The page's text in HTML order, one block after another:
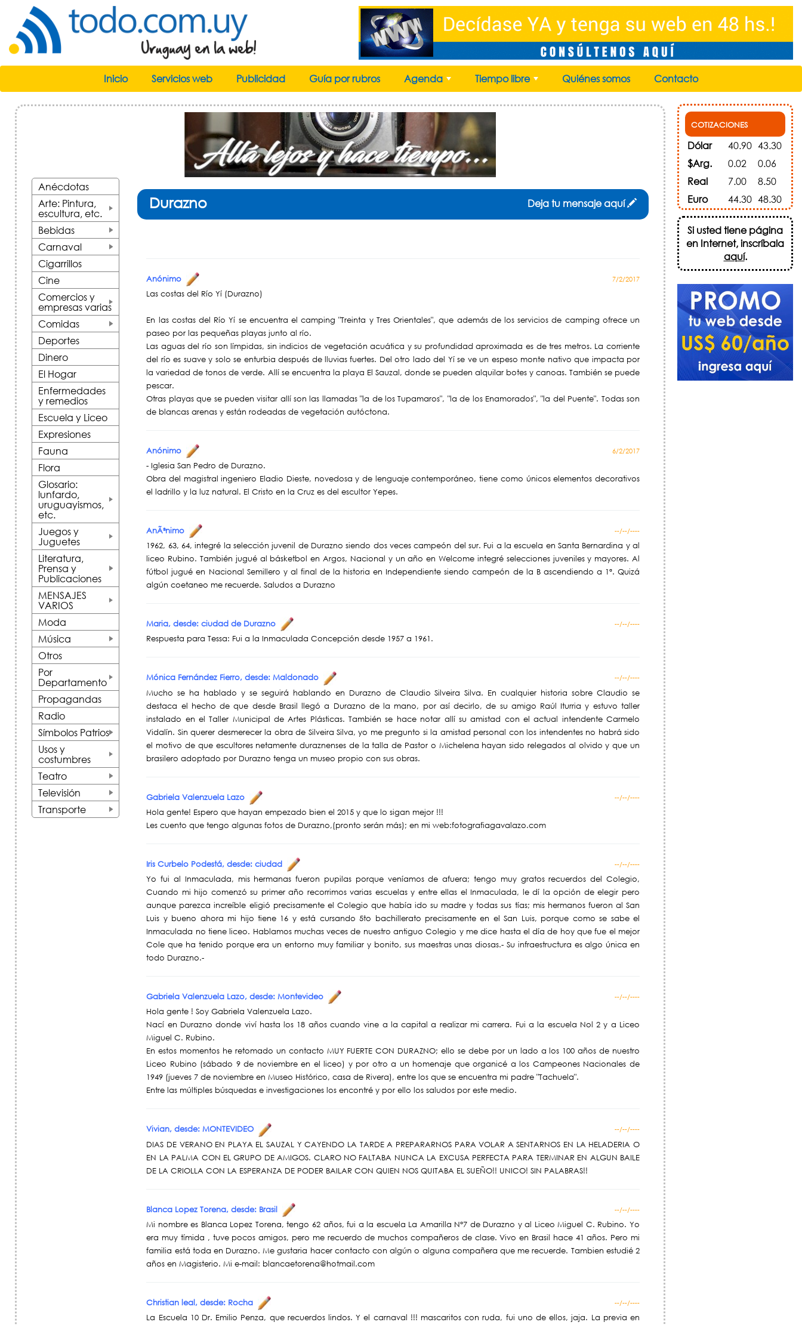
Inicio Servicios web Publicidad Guía por rubros
+
Agenda
+
Tiempo libre Quiénes somos Contacto
Anécdotas
Arte: Pintura,
escultura, etc.
+
Bebidas
+
Carnaval
Cigarrillos
Cine
Comercios y
empresas varias
+
Comidas
Deportes
Dinero
El Hogar
Enfermedades
y remedios
Escuela y Liceo
Expresiones
Fauna
Flora
Glosario:
lunfardo,
uruguayismos,
etc.
Juegos y
Juguetes
Literatura,
Prensa y
Publicaciones
MENSAJES
VARIOS
Moda
+
Música
Otros
Por
Departamento
Propagandas
Radio
+
Símbolos Patrios
Usos y
costumbres
+
Teatro
+
Televisión
+
Transporte
Durazno Deja tu mensaje aquí
Anónimo 7/2/2017
Las costas del Río Yí (Durazno)
En las costas del Río Yí se encuentra el camping "Treinta y Tres Orientales", que además de los servicios de camping ofrece un
paseo por las pequeñas playas junto al río.
Las aguas del río son límpidas, sin indicios de vegetación acuática y su profundidad aproximada es de tres metros. La corriente
del río es suave y solo se enturbia después de lluvias fuertes. Del otro lado del Yí se ve un espeso monte nativo que impacta por
la variedad de tonos de verde. Allí se encuentra la playa El Sauzal, donde se pueden alquilar botes y canoas. También se puede
pescar.
Otras playas que se pueden visitar allí son las llamadas "la de los Tupamaros", "la de los Enamorados", "la del Puente". Todas son
de blancas arenas y están rodeadas de vegetación autóctona.
Anónimo 6/2/2017
- Iglesia San Pedro de Durazno.
Obra del magistral ingeniero Eladio Dieste, novedosa y de lenguaje contemporáneo, tiene como únicos elementos decorativos
el ladrillo y la luz natural. El Cristo en la Cruz es del escultor Yepes.
AnÃ³nimo --/--/----
1962, 63, 64, integré la selección juvenil de Durazno siendo dos veces campeón del sur. Fui a la escuela en Santa Bernardina y al
liceo Rubino. También jugué al básketbol en Argos, Nacional y un año en Welcome integré selecciones juveniles y mayores. Al
fútbol jugué en Nacional Semillero y al final de la historia en Independiente siendo campeón de la B ascendiendo a 1ª. Quizá
algún coetaneo me recuerde. Saludos a Durazno
Maria, desde: ciudad de Durazno --/--/----
Respuesta para Tessa: Fui a la Inmaculada Concepción desde 1957 a 1961.
Mónica Fernández Fierro, desde: Maldonado --/--/----
Mucho se ha hablado y se seguirá hablando en Durazno de Claudio Silveira Silva. En cualquier historia sobre Claudio se
destaca el hecho de que desde Brasil llegó a Durazno de la mano, por así decirlo, de su amigo Raúl Iturria y estuvo taller
instalado en el Taller Municipal de Artes Plásticas. También se hace notar allí su amistad con el actual intendente Carmelo
Vidalín. Sin querer desmerecer la obra de Silveira Silva, yo me pregunto si la amistad personal con los intendentes no habrá sido
el motivo de que escultores netamente duraznenses de la talla de Pastor o Michelena hayan sido relegados al olvido y que un
brasilero adoptado por Durazno tenga un museo propio con sus obras.
Gabriela Valenzuela Lazo --/--/----
Hola gente! Espero que hayan empezado bien el 2015 y que lo sigan mejor !!!
Les cuento que tengo algunas fotos de Durazno,(pronto serán más); en mi web:fotografiagavalazo.com
Iris Curbelo Podestá, desde: ciudad --/--/----
Yo fui al Inmaculada, mis hermanas fueron pupilas porque veníamos de afuera; tengo muy gratos recuerdos del Colegio,
Cuando mi hijo comenzó su primer año recorrimos varias escuelas y entre ellas el Inmaculada, le dí la opción de elegir pero
aunque parezca increíble eligió precisamente el Colegio que había ido su madre y todas sus tías; mis hermanos fueron al San
Luis y bueno ahora mi hijo tiene 16 y está cursando 5to bachillerato precisamente en el San Luis, porque como se sabe el
Inmaculada no tiene liceo. Hablamos muchas veces de nuestro antiguo Colegio y me dice hasta el día de hoy que fue el mejor
Cole que ha tenido porque era un entorno muy familiar y bonito, sus maestras unas diosas.- Su infraestructura es algo única en
todo Durazno.-
Gabriela Valenzuela Lazo, desde: Montevideo --/--/----
Hola gente ! Soy Gabriela Valenzuela Lazo.
Nací en Durazno donde viví hasta los 18 años cuando vine a la capital a realizar mi carrera. Fui a la escuela Nol 2 y a Liceo
Miguel C. Rubino.
En estos momentos he retomado un contacto MUY FUERTE CON DURAZNO; ello se debe por un lado a los 100 años de nuestro
Liceo Rubino (sábado 9 de noviembre en el liceo) y por otro a un homenaje que organicé a los Campeones Nacionales de
1949 (jueves 7 de noviembre en Museo Histórico, casa de Rivera), entre los que se encuentra mi padre "Tachuela".
Entre las múltiples búsquedas e investigaciones los encontré y por ello los saludos por este medio.
Vivian, desde: MONTEVIDEO --/--/----
DIAS DE VERANO EN PLAYA EL SAUZAL Y CAYENDO LA TARDE A PREPARARNOS PARA VOLAR A SENTARNOS EN LA HELADERIA O
EN LA PALMA CON EL GRUPO DE AMIGOS. CLARO NO FALTABA NUNCA LA EXCUSA PERFECTA PARA TERMINAR EN ALGUN BAILE
DE LA CRIOLLA CON LA ESPERANZA DE PODER BAILAR CON QUIEN NOS QUITABA EL SUEÑO!! UNICO! SIN PALABRAS!!
Blanca Lopez Torena, desde: Brasil --/--/----
Mi nombre es Blanca Lopez Torena, tengo 62 años, fui a la escuela La Amarilla N°7 de Durazno y al Liceo Miguel C. Rubino. Yo
era muy tímida , tuve pocos amigos, pero me recuerdo de muchos compañeros de clase. Vivo en Brasil hace 41 años. Pero mi
familia está toda en Durazno. Me gustaria hacer contacto con algún o alguna compañera que me recuerde. Tambien estudié 2
años en Magisterio. Mi e-mail: blancaetorena@hotmail.com
Christian leal, desde: Rocha --/--/----
La Escuela 10 Dr. Emilio Penza, que recuerdos lindos. Y el carnaval !!! mascaritos con ruda, fui uno de ellos, jaja. La previa en
COTIZACIONES
Dólar 40.90 43.30
$Arg.
0.02
0.06
Real
7.00
8.50
Euro
44.30 48.30
Si usted tiene página
en Internet, inscríbala
aquí.